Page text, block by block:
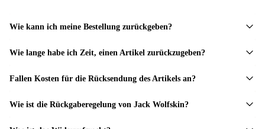
Wie kann ich meine Bestellung zurückgeben?
Wie lange habe ich Zeit, einen Artikel zurückzugeben?
Fallen Kosten für die Rücksendung des Artikels an?
Wie ist die Rückgaberegelung von Jack Wolfskin?